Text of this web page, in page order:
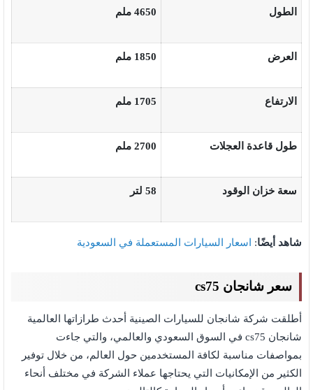
الطول 4650 ملم
العرض 1850 ملم
الارتفاع 1705 ملم
طول قاعدة العجلات 2700 ملم
سعة خزان الوقود 58 لتر
شاهد أيضًا: اسعار السيارات المستعملة في السعودية
سعر شانجان cs75
أطلقت شركة شانجان للسيارات الصينية أحدث طرازاتها العالمية
شانجان cs75 في السوق السعودي والعالمي، والتي جاءت
بمواصفات مناسبة لكافة المستخدمين حول العالم، من خلال توفير
الكثير من الإمكانيات التي يحتاجها عملاء الشركة في مختلف أنحاء